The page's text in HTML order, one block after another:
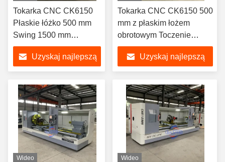
Tokarka CNC CK6150
Płaskie łóżko 500 mm
Swing 1500 mm
Obrabiany przedmiot
Uzyskaj najlepszą
Tokarka CNC CK6150 500
mm z płaskim łożem
obrotowym Toczenie
metalu
Uzyskaj najlepszą
Wideo Wideo